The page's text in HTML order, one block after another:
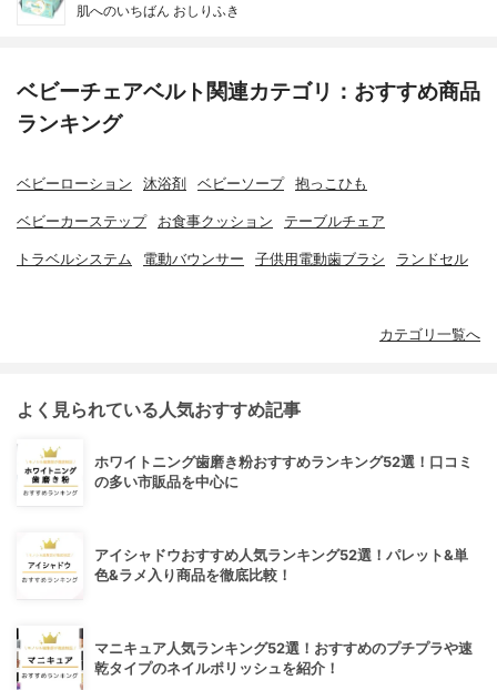
肌へのいちばん おしりふき
ベビーチェアベルト関連カテゴリ：おすすめ商品
ランキング
ベビーローション 沐浴剤 ベビーソープ 抱っこひも
ベビーカーステップ お食事クッション テーブルチェア
トラベルシステム 電動バウンサー 子供用電動歯ブラシ ランドセル
カテゴリ一覧へ
よく見られている人気おすすめ記事
ホワイトニング歯磨き粉おすすめランキング52選！口コミ
の多い市販品を中心に
アイシャドウおすすめ人気ランキング52選！パレット&単
色&ラメ入り商品を徹底比較！
マニキュア人気ランキング52選！おすすめのプチプラや速
乾タイプのネイルポリッシュを紹介！